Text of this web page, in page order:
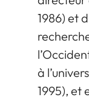
1986) et
à
1995), et